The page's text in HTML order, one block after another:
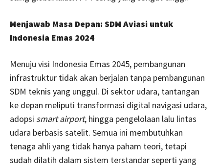
Menjawab Masa Depan: SDM Aviasi untuk
Indonesia Emas 2024
Menuju visi Indonesia Emas 2045, pembangunan
infrastruktur tidak akan berjalan tanpa pembangunan
SDM teknis yang unggul. Di sektor udara, tantangan
ke depan meliputi transformasi digital navigasi udara,
adopsi smart airport, hingga pengelolaan lalu lintas
udara berbasis satelit. Semua ini membutuhkan
tenaga ahli yang tidak hanya paham teori, tetapi
sudah dilatih dalam sistem terstandar seperti yang